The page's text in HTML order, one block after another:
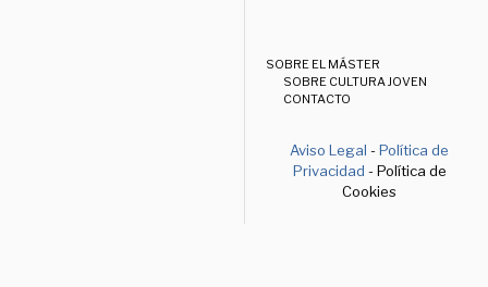
SOBRE EL MÁSTER
SOBRE CULTURA JOVEN
CONTACTO
Aviso Legal -Política de
Privacidad - Política de
Cookies